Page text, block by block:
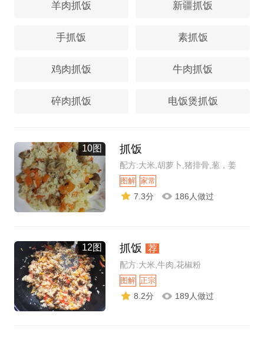
羊肉抓饭 新疆抓饭
手抓饭 素抓饭
鸡肉抓饭 牛肉抓饭
碎肉抓饭 电饭煲抓饭
10图 抓饭
配方:大米,胡萝卜,猪排骨,葱，姜
图解 家常
7.3分 186人做过
12图 抓饭 荐
配方:大米,牛肉,花椒粉
图解 正宗
8.2分 189人做过